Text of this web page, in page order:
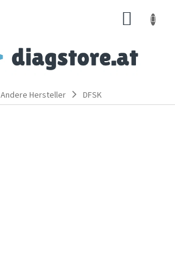
Andere Hersteller DFSK